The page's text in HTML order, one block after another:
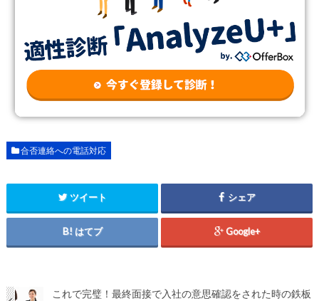
合否連絡への電話対応
ツイート シェア
はてブ Google+
これで完璧！最終面接で入社の意思確認をされた時の鉄板